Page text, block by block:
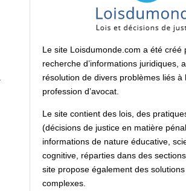
Le site Loisdumonde.com a été créé
recherche d’informations juridiques,
résolution de divers problèmes liés à
profession d’avocat.
Le site contient des lois, des
(décisions de justice en matière
informations de nature éducative,
cognitive, réparties dans des
site propose également des
complexes.